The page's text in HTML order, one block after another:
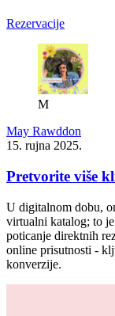
Rezervacije
M
May Rawddon
15. rujna 2025.
Pretvorite više
U digitalnom dobu,
virtualni katalog; to
poticanje direktnih
online prisutnosti -
konverzije.